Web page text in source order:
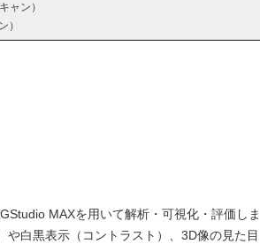
ャン）
）
MAXを用いて解析・可視化・評価しま
白黒表示（コントラスト）、3D像の見た目